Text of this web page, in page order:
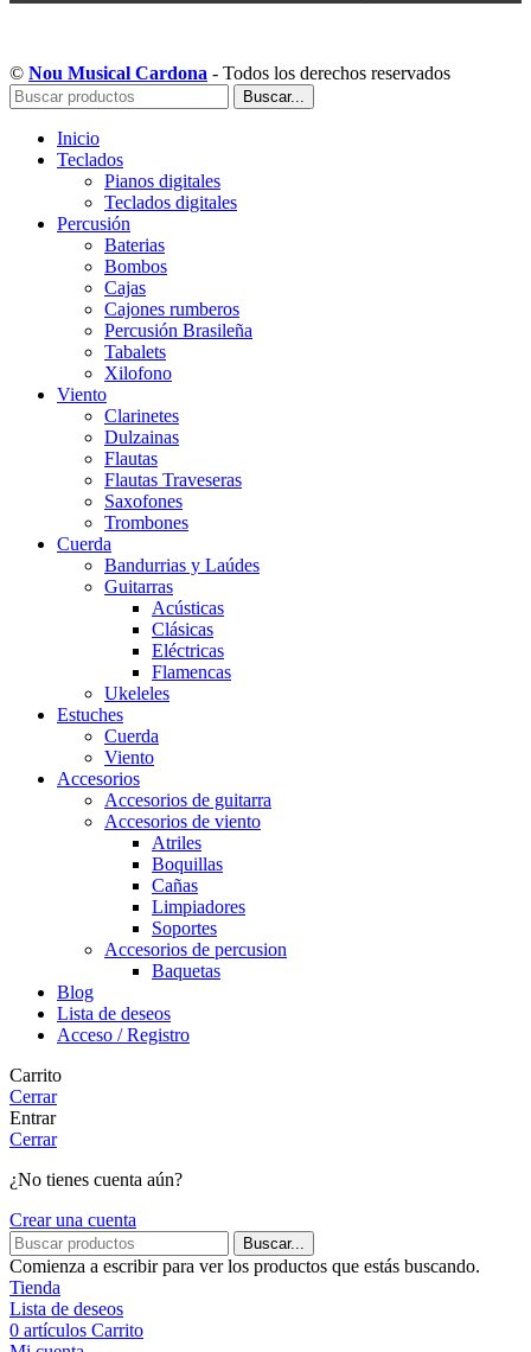
© Nou Musical Cardona - Todos los derechos reservados
Buscar...
Inicio
Teclados
Pianos digitales
Teclados digitales
Percusión
Baterias
Bombos
Cajas
Cajones rumberos
Percusión Brasileña
Tabalets
Xilofono
Viento
Clarinetes
Dulzainas
Flautas
Flautas Traveseras
Saxofones
Trombones
Cuerda
Bandurrias y Laúdes
Guitarras
Acústicas
Clásicas
Eléctricas
Flamencas
Ukeleles
Estuches
Cuerda
Viento
Accesorios
Accesorios de guitarra
Accesorios de viento
Atriles
Boquillas
Cañas
Limpiadores
Soportes
Accesorios de percusion
Baquetas
Blog
Lista de deseos
Acceso / Registro
Carrito
Cerrar
Entrar
Cerrar
¿No tienes cuenta aún?
Crear una cuenta
Buscar...
Comienza a escribir para ver los productos que estás buscando.
Tienda
Lista de deseos
0 artículos Carrito